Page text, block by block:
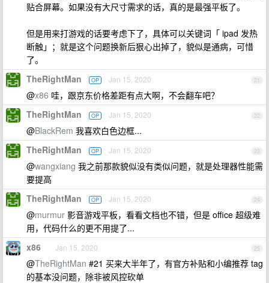
贴合屏幕。如果没有大尺寸需求的话，真的是最强平板了。
但是用来打游戏的话要考虑下了，具体可以关键词「 ipad 发热
断触」；就是这个问题换新后狠心出掉了，貌似是通病，可惜
了。
21
TheRightMan OP Jan 15, 2020
@x86 哇，跟京东价格差距有点大啊，不会翻车吧？
22
TheRightMan OP Jan 15, 2020
@BlackRem 我喜欢白色边框...
23
TheRightMan OP Jan 15, 2020
@wangxiang 我之前那款貌似没有类似问题，就是处理器性能需
要提高
24
TheRightMan OP Jan 15, 2020
@murmur 影音游戏平板，看看文档也不错，但是 office 超级难
用，代码什么的更不用提了...
25
x86 Jan 15, 2020
@TheRightMan #21 买来大半年了，有官方补贴和小编推荐 tag
的基本没问题，除非被风控砍单